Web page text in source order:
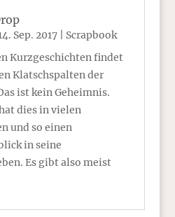
Sep. 2017| Scrapbook
Kurzgeschichten findet
Klatschspalten der
ist kein Geheimnis.
dies in vielen
und so einen
in seine
Es gibt also meist